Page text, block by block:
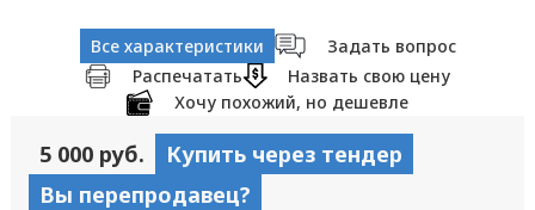
Все характеристики
Задать вопрос
Распечатать
Назвать свою цену
Хочу похожий, но дешевле
5 000 руб.
Купить через тендер
Вы перепродавец?